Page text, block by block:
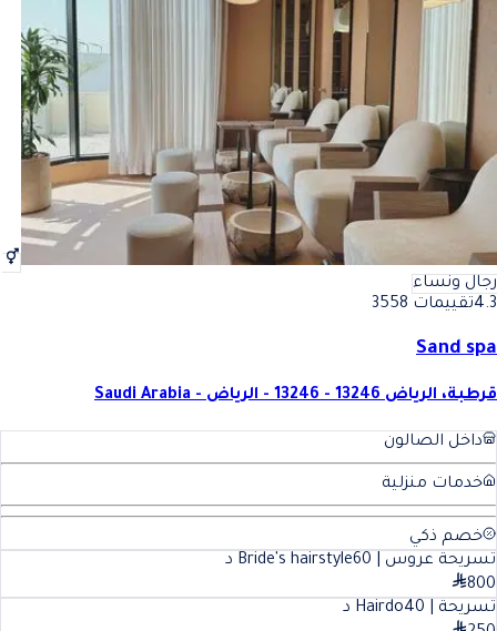
رجال ونساء
4.3تقييمات 3558
Sand spa
قرطبة، الرياض 13246 - 13246 - الرياض - Saudi Arabia
داخل الصالون
خدمات منزلية
خصم ذكي
تسريحة عروس | Bride's hairstyle 60
د
800
تسريحة | Hairdo 40
د